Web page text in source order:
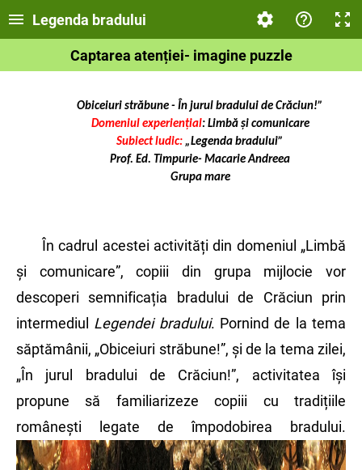
Legenda bradului
Captarea atenției- imagine puzzle
Obiceiuri străbune -Ȋn jurul bradului de Crăciun!”
Domeniul experiențial: Limbă și comunicare
Subiect ludic:„Legenda bradului”
Prof. Ed. Timpurie- Macarie Andreea
Grupa mare
În cadrul acestei activități din domeniul „Limbă
și comunicare”, copiii din grupa mijlocie vor
descoperi semnificația bradului de Crăciun prin
intermediul Legendei bradului. Pornind de la tema
săptămânii, „Obiceiuri străbune!”, și de la tema zilei,
„În jurul bradului de Crăciun!”, activitatea își
propune să familiarizeze copiii cu tradițiile
românești legate de împodobirea bradului.